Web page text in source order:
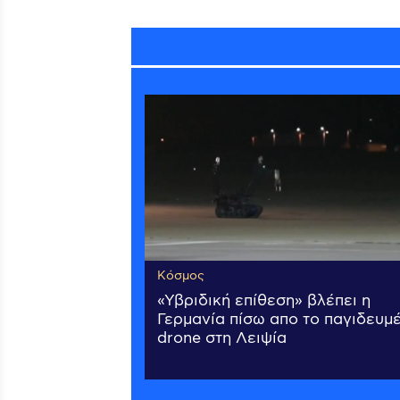
Κόσμος
«Υβριδική επίθεση» βλέπει η
Γερμανία πίσω απο το
drone στη Λειψία